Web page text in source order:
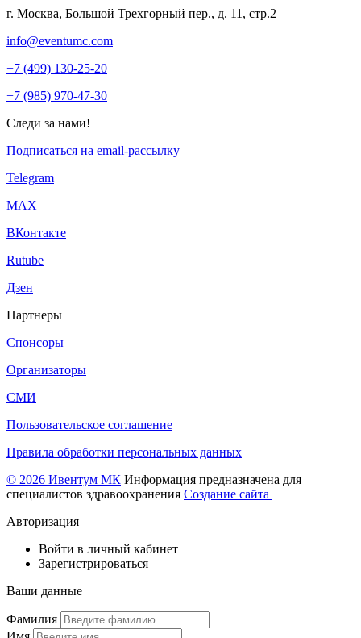
г. Москва, Большой Трехгорный пер., д. 11, стр.2
info@eventumc.com
+7 (499) 130-25-20
+7 (985) 970-47-30
Следи за нами!
Подписаться на email-рассылку
Telegram
МАХ
ВКонтакте
Rutube
Дзен
Партнеры
Спонсоры
Организаторы
СМИ
Пользовательское соглашение
Правила обработки персональных данных
© 2026 Ивентум МК Информация предназначена для
специалистов здравоохранения Создание сайта
Авторизация
Войти в личный кабинет
Зарегистрироваться
Ваши данные
Фамилия